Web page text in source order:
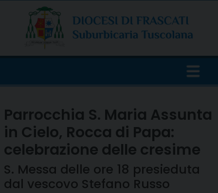
content
Parrocchia S. Maria Assunta
in Cielo, Rocca di Papa:
celebrazione delle cresime
S. Messa delle ore 18 presieduta
dal vescovo Stefano Russo